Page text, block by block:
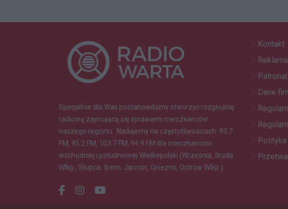
Specjalnie dla Was postanowiliśmy stworzyć rozgłośnię
radiową zajmującą się sprawami mieszkańców
naszego regionu.
Nadajemy na częstotliwościach: 93.7
FM, 95.2 FM, 103.7 FM, 94.9 FM dla mieszkańców
wschodniej i południowej Wielkopolski (Września, Środa
Wlkp., Słupca, Śrem, Jarocin, Gniezno, Ostrów Wlkp.).
Kontakt
Reklama
Patronat
Dane
Facebook.com
Instagram.com
Youtube.com